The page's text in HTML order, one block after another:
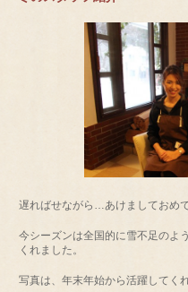
遅ればせながら…あけましておめ
今シーズンは全国的に雪不足のよ
くれました。
写真は、年末年始から活躍してく